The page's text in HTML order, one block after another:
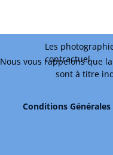
Les
contractuel.
Conditions
Nous vous rappelons que
sont à titre